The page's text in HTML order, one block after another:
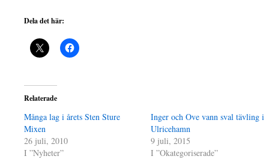
Dela det här:
Relaterade
Många lag i årets Sten Sture
Mixen
26 juli, 2010
I ”Nyheter”
Inger och Ove vann sval tävling i
Ulricehamn
9 juli, 2015
I ”Okategoriserade”